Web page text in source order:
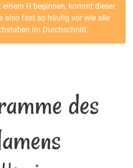
H beginnen, kommt dieser
also fast so häufig vor wie alle
im Durchschnitt.
des